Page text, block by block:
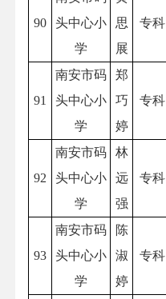
90
头中心小
学
思
展
专科
91
南安市码
头中心小
学
郑
巧
婷
专科
92
南安市码
头中心小
学
林
远
强
专科
93
南安市码
头中心小
学
陈
淑
婷
专科